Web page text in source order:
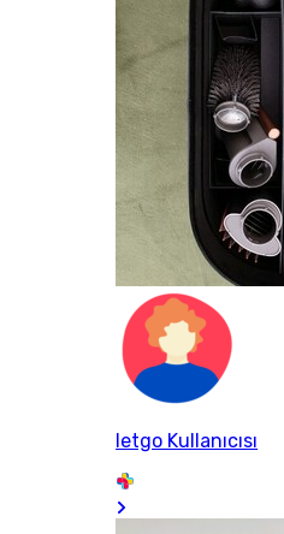
letgo Kullanıcısı